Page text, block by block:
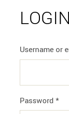
LOGIN
Username or
Password*